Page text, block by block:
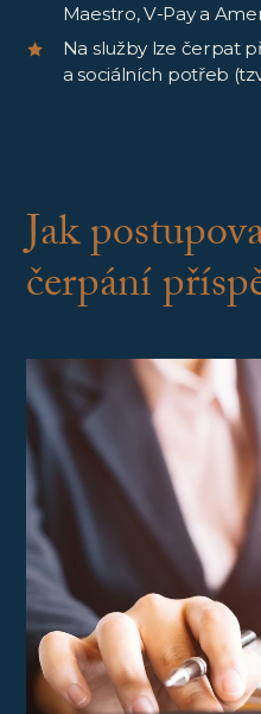
Maestro, V-Pay a
Na služby lze čerpat
a sociálních potřeb
Jak
čerpání